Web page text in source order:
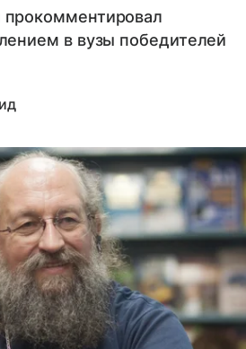
в вузы победителей